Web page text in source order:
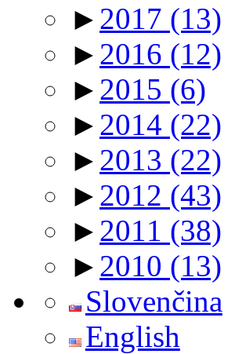
► 2017 (13)
► 2016 (12)
► 2015 (6)
► 2014 (22)
► 2013 (22)
► 2012 (43)
► 2011 (38)
► 2010 (13)
Slovenčina
English